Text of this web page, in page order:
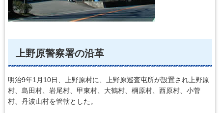
上野原警察署の沿革
明治9年1月10日、上野原村に、上野原巡査屯所が設置され上野原
村、島田村、岩尾村、甲東村、大鶴村、棡原村、西原村、小菅
村、丹波山村を管轄とした。